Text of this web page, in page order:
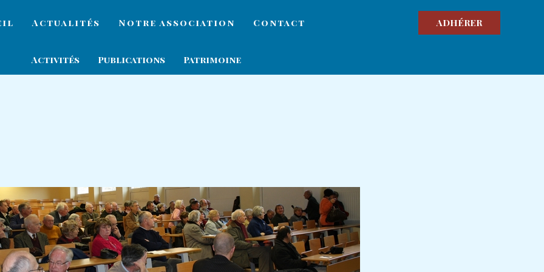
Actualités Notre association Contact ADHÉRER
Activités Publications Patrimoine